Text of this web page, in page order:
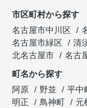
市区町村から探す
名古屋市中川区
名古屋市緑区
清
北名古屋市
名古
町名から探す
阿原
野並 平中
明正
鳥神町
元